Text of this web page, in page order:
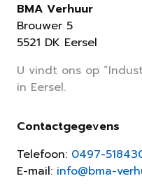
BMA Verhuur
Brouwer 5
5521 DK Eersel
U vindt ons op
in Eersel.
Contactgegevens
Telefoon: 0497-
E-mail: info@bma-